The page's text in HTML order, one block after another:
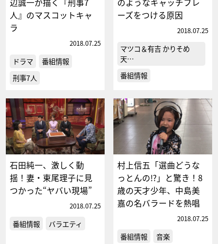
辺誠一が描く『刑事7
人』のマスコットキャ
ラ
2018.07.25
ドラマ
番組情報
刑事7人
のようなキャッチフレ
ーズをつける原因
2018.07.25
マツコ＆有吉 かりそめ
天…
番組情報
石田純一、激しく動
揺！妻・東尾理子に見
つかった“ヤバい現場”
2018.07.25
番組情報 バラエティ
村上信五「選曲どうな
っとんの!?」と驚き！8
歳の天才少年、中島美
嘉の名バラードを熱唱
2018.07.25
番組情報 音楽